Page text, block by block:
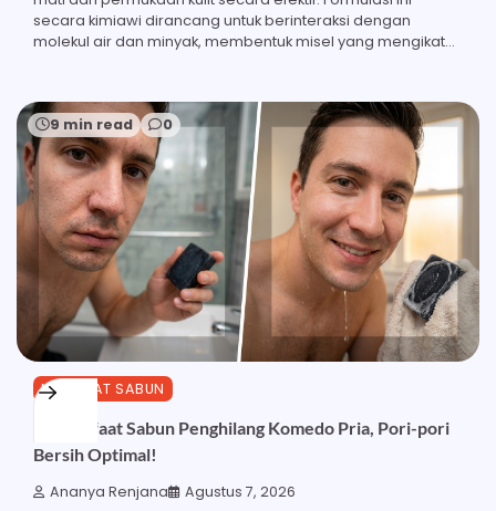
secara kimiawi dirancang untuk berinteraksi dengan
molekul air dan minyak, membentuk misel yang mengikat…
9 min read 0
MANFAAT SABUN
23 Manfaat Sabun Penghilang Komedo Pria, Pori-pori
Bersih Optimal!
Ananya Renjana Agustus 7, 2026